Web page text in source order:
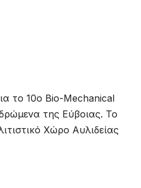
το 10ο Bio-Mechanical
της Εύβοιας. Το
Χώρο Αυλιδείας